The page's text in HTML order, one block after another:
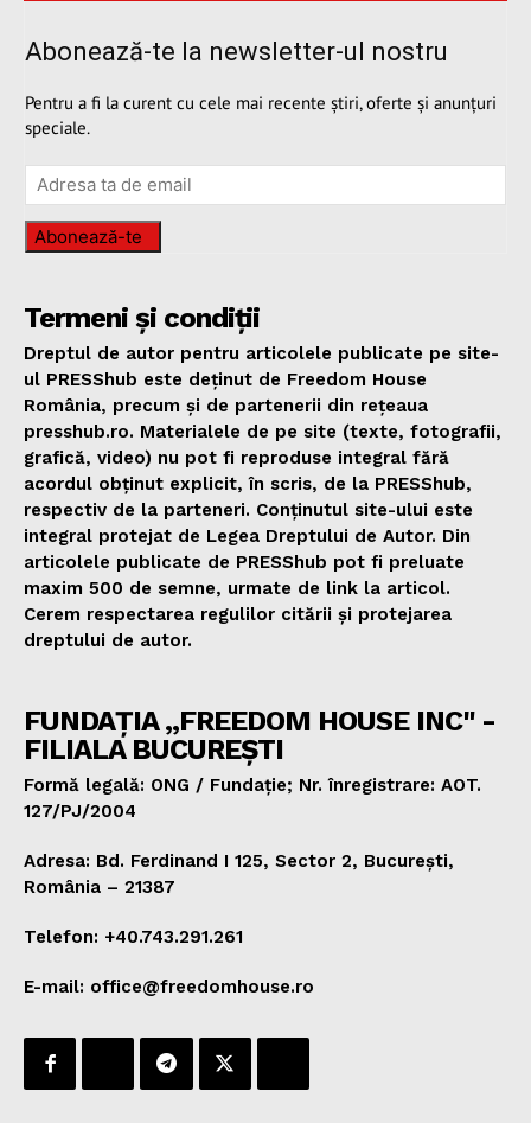
Abonează-te la newsletter-ul nostru
Pentru a fi la curent cu cele mai recente știri, oferte și anunțuri
speciale.
Abonează-te
Termeni și condiții
Dreptul de autor pentru articolele publicate pe site-
ul PRESShub este deținut de Freedom House
România, precum și de partenerii din rețeaua
presshub.ro. Materialele de pe site (texte, fotografii,
grafică, video) nu pot fi reproduse integral fără
acordul obținut explicit, în scris, de la PRESShub,
respectiv de la parteneri. Conținutul site-ului este
integral protejat de Legea Dreptului de Autor. Din
articolele publicate de PRESShub pot fi preluate
maxim 500 de semne, urmate de link la articol.
Cerem respectarea regulilor citării și protejarea
dreptului de autor.
FUNDAȚIA „FREEDOM HOUSE INC" -
FILIALA BUCUREȘTI
Formă legală: ONG / Fundație; Nr. înregistrare: AOT.
127/PJ/2004
Adresa: Bd. Ferdinand I 125, Sector 2, București,
România – 21387
Telefon: +40.743.291.261
E-mail: office@freedomhouse.ro